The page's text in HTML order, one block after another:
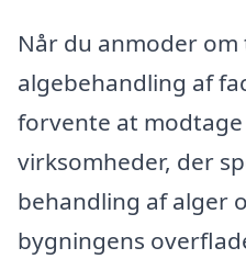
Når du anmoder
algebehandling af
forvente at
virksomheder, der
behandling af alger
bygningens